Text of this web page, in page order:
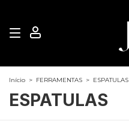
Início > FERRAMENTAS > ESPATULAS
ESPATULAS